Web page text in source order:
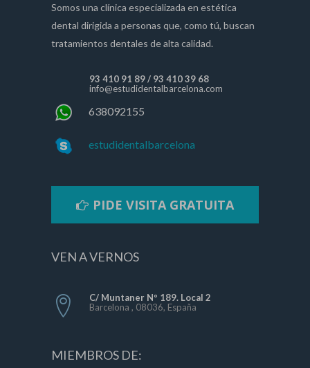
Somos una clínica especializada en estética
dental dirigida a personas que, como tú, buscan
tratamientos dentales de alta calidad.
93 410 91 89/ 93 410 39 68
info@estudidentalbarcelona.com
638092155
estudidentalbarcelona
PIDE VISITA GRATUITA
VEN A VERNOS
C/ Muntaner Nº 189. Local 2
Barcelona , 08036, España
MIEMBROS DE: